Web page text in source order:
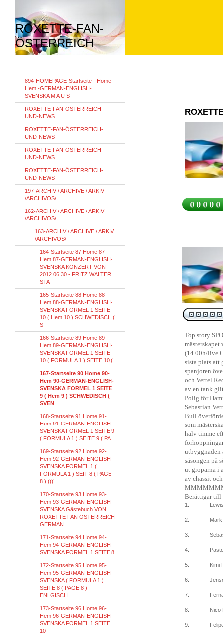
ROXETTE-FAN-
ÖSTERREICH
Top story
mästerskapet
(14.00h/live
sista plats att
spanjoren
och Vettel
av en tank
Polig för
Sebastian
Bull
som
halv timme
förhoppningar
utbyggnaden
säsongen på
ut groparna i
av chassit och
Berättigar till
1.
2.
3.
4.
5. Kimi
6.
7.
8. Nico
9.
894-HOMEPAGE-Startseite - Home -
Hem -GERMAN-ENGLISH-
SVENSKA M A U S
ROXETTE-FAN-ÖSTERREICH-
UND-NEWS
ROXETTE-FAN-ÖSTERREICH-
UND-NEWS
ROXETTE-FAN-ÖSTERREICH-
UND-NEWS
ROXETTE-FAN-ÖSTERREICH-
UND-NEWS
197-ARCHIV / ARCHIVE / ARKIV
/ARCHIVOS/
162-ARCHIV / ARCHIVE / ARKIV
/ARCHIVOS/
163-ARCHIV / ARCHIVE / ARKIV
/ARCHIVOS/
164-Startseite 87 Home 87-
Hem 87-GERMAN-ENGLISH-
SVENSKA KONZERT VON
2012.06.30 - FRITZ WALTER
STA
165-Startseite 88 Home 88-
Hem 88-GERMAN-ENGLISH-
SVENSKA FORMEL 1 SEITE
10 ( Hem 10 ) SCHWEDISCH (
S
166-Startseite 89 Home 89-
Hem 89-GERMAN-ENGLISH-
SVENSKA FORMEL 1 SEITE
10 ( FORMULA 1 ) SEITE 10 (
167-Startseite 90 Home 90-
Hem 90-GERMAN-ENGLISH-
SVENSKA FORMEL 1 SEITE
9 ( Hem 9 ) SCHWEDISCH (
SVEN
168-Startseite 91 Home 91-
Hem 91-GERMAN-ENGLISH-
SVENSKA FORMEL 1 SEITE 9
( FORMULA 1 ) SEITE 9 ( PA
169-Startseite 92 Home 92-
Hem 92-GERMAN-ENGLISH-
SVENSKA FORMEL 1 (
FORMULA 1 ) SEIT 8 ( PAGE
8 ) (((
170-Startseite 93 Home 93-
Hem 93-GERMAN-ENGLISH-
SVENSKA Gästebuch VON
ROXETTE FAN ÖSTERREICH
GERMAN
171-Startseite 94 Home 94-
Hem 94-GERMAN-ENGLISH-
SVENSKA FORMEL 1 SEITE 8
172-Startseite 95 Home 95-
Hem 95-GERMAN-ENGLISH-
SVENSKA ( FORMULA 1 )
SEITE 8 ( PAGE 8 )
ENLGISCH
173-Startseite 96 Home 96-
Hem 96-GERMAN-ENGLISH-
SVENSKA FORMEL 1 SEITE
10